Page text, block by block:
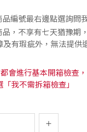
編號最右邊點選詢問
，不享有七天猶豫期
有瑕疵外，無法提供
會進行基本開箱檢查
我不需拆箱檢查」